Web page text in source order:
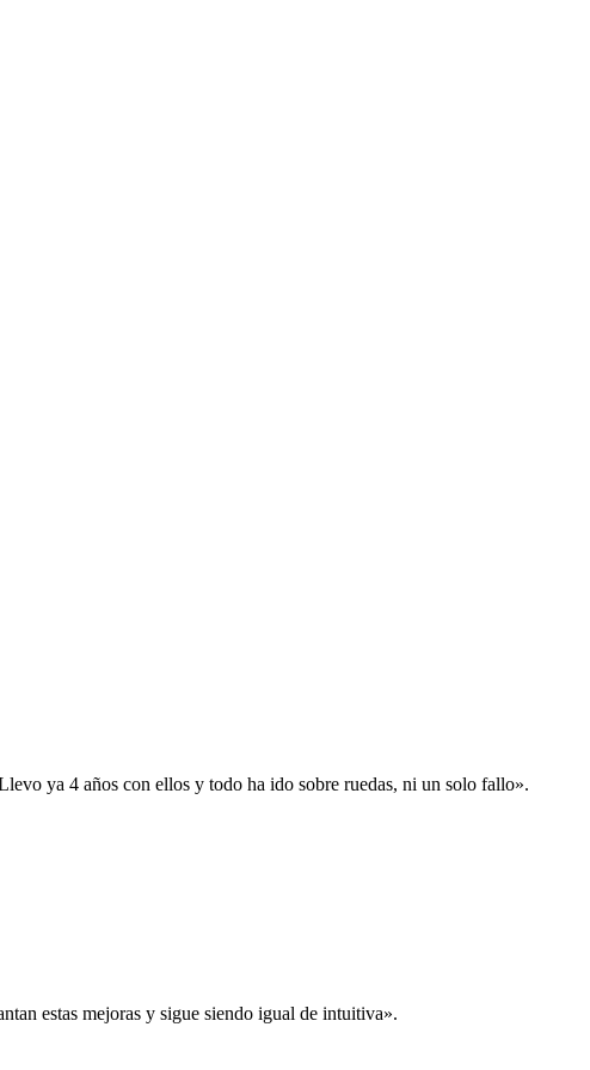
ya 4 años con ellos y todo ha ido sobre ruedas, ni un solo fallo».
estas mejoras y sigue siendo igual de intuitiva».